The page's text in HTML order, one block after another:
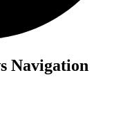
Navigation